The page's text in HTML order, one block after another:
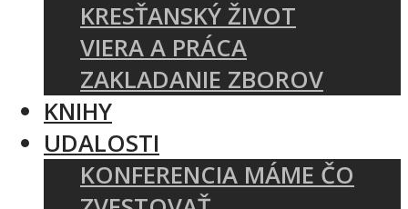
KRESŤANSKÝ ŽIVOT
VIERA A PRÁCA
ZAKLADANIE ZBOROV
KNIHY
UDALOSTI
KONFERENCIA MÁME ČO